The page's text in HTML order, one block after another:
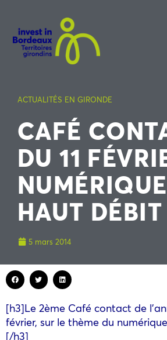
ACTUALITÉS EN GIRONDE
CAFÉ
DU 11
HAUT DÉBIT
5 mars 2014
[h3]Le 2ème Café contact de
février, sur le thème du
[/h3]